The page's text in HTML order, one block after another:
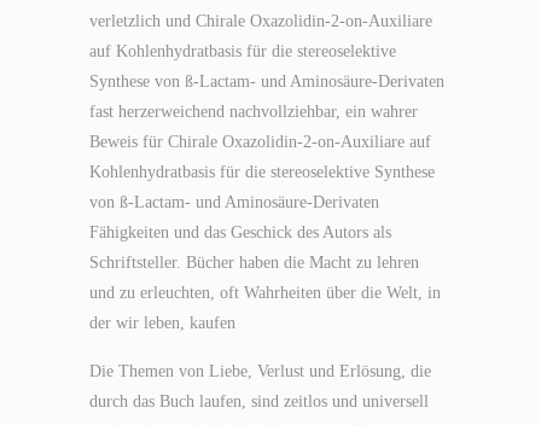
verletzlich und Chirale Oxazolidin-2-on-Auxiliare
auf Kohlenhydratbasis für die stereoselektive
Synthese von ß-Lactam- und Aminosäure-Derivaten
fast herzerweichend nachvollziehbar, ein wahrer
Beweis für Chirale Oxazolidin-2-on-Auxiliare auf
Kohlenhydratbasis für die stereoselektive Synthese
von ß-Lactam- und Aminosäure-Derivaten
Fähigkeiten und das Geschick des Autors als
Schriftsteller. Bücher haben die Macht zu lehren
und zu erleuchten, oft Wahrheiten über die Welt, in
der wir leben, kaufen
Die Themen von Liebe, Verlust und Erlösung, die
durch das Buch laufen, sind zeitlos und universell